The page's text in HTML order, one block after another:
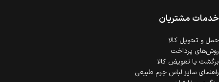
گارانتی معتبر برای تمامی محصولات ارائه می‌شود.خدمات مشتریان
حمل‌ و تحویل کالا
روش‌های پرداخت
برگشت یا تعویض کالا
راهنمای سایز لباس چرم طبیعی